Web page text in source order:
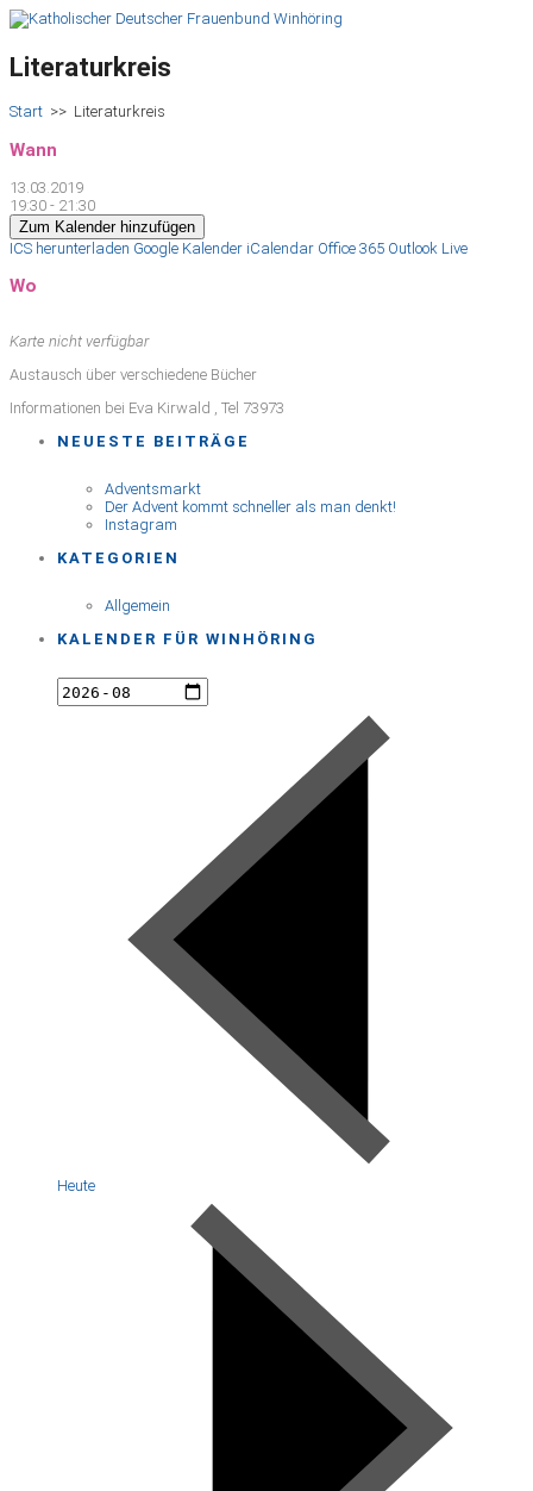
Literaturkreis
Start >> Literaturkreis
Wann
13.03.2019
19:30 - 21:30
Zum Kalender hinzufügen
ICS herunterladen Google Kalender iCalendar Office 365 Outlook Live
Wo
Karte nicht verfügbar
Austausch über verschiedene Bücher
Informationen bei Eva Kirwald , Tel 73973
NEUESTE BEITRÄGE
Adventsmarkt
Der Advent kommt schneller als man denkt!
Instagram
KATEGORIEN
Allgemein
KALENDER FÜR WINHÖRING
Heute